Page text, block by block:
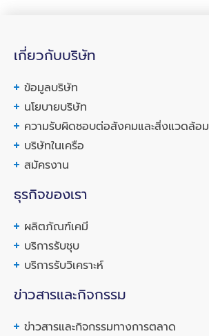
เกี่ยวกับบริษัท
ข้อมูลบริษัท
นโยบายบริษัท
ความรับผิดชอบต่อสังคมและสิ่งแวดล้อม
บริษัทในเครือ
สมัครงาน
ธุรกิจของเรา
ผลิตภัณฑ์เคมี
บริการรับชุบ
บริการรับวิเคราะห์
ข่าวสารและกิจกรรม
ข่าวสารและกิจกรรมทางการตลาด